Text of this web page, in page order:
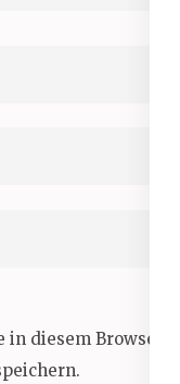
diesem Browser